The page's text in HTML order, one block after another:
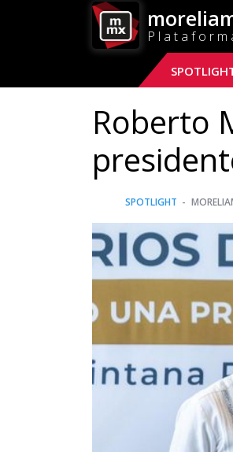
Roberto
SPOTLIGHT